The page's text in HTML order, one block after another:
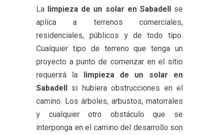
La limpieza de un solar en Sabadellse
aplica a terrenos comerciales,
residenciales, públicos y de todo tipo.
Cualquier tipo de terreno que tenga un
proyecto a punto de comenzar en el sitio
requerirá la limpieza de un solar en
Sabadell si hubiera obstrucciones en el
camino. Los árboles, arbustos, matorrales
y cualquier otro obstáculo que se
interponga en el camino del desarrollo son